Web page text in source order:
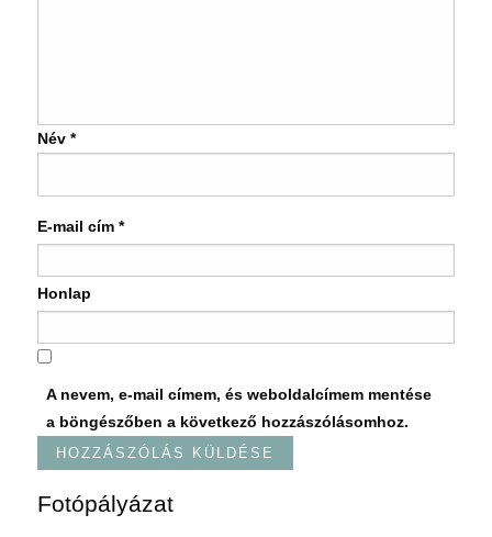
Név *
E-mail cím *
Honlap
A nevem, e-mail címem, és weboldalcímem mentése
a böngészőben a következő hozzászólásomhoz.
Fotópályázat